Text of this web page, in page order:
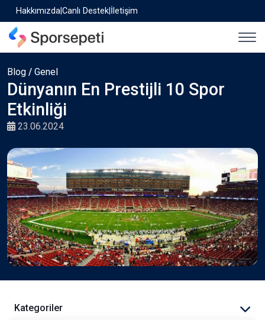
HakkımızdaCanlı Destek İletişim
Blog / Genel
Dünyanın En Prestijli 10 Spor
Etkinliği
23.06.2024
Kategoriler